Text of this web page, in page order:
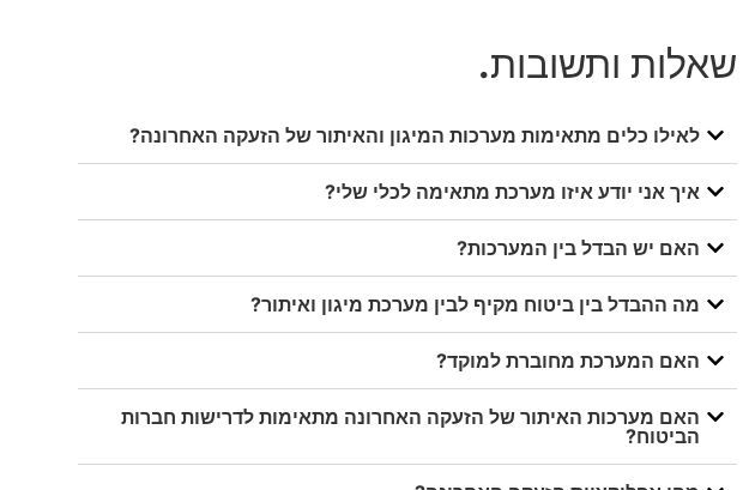
שאלות ותשובות.
לאילו כלים מתאימות מערכות המיגון והאיתור של הזעקה האחרונה?
איך אני יודע איזו מערכת מתאימה לכלי שלי?
האם יש הבדל בין המערכות?
מה ההבדל בין ביטוח מקיף לבין מערכת מיגון ואיתור?
האם המערכת מחוברת למוקד?
האם מערכות האיתור של הזעקה האחרונה מתאימות לדרישות חברות
הביטוח?